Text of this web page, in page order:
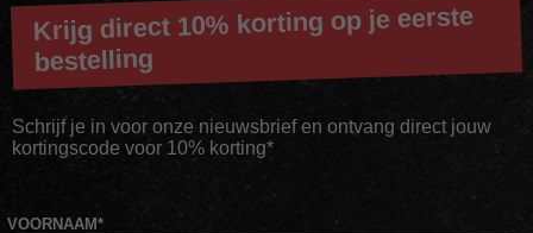
Krijg direct 10% korting op je eerste
bestelling
Schrijf je in voor onze nieuwsbrief en ontvang direct jouw
kortingscode voor 10% korting*
VOORNAAM*